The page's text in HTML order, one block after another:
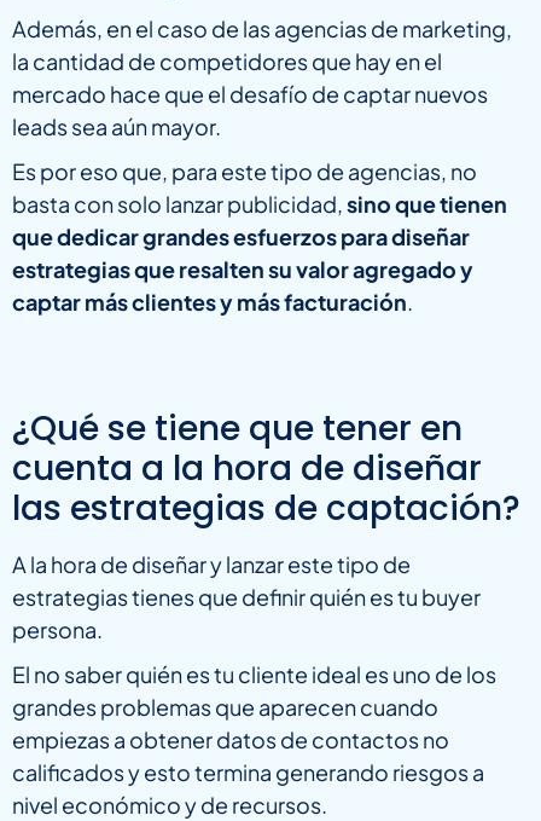
Además, en el caso de las agencias de marketing,
la cantidad de competidores que hay en el
mercado hace que el desafío de captar nuevos
leads sea aún mayor.
Es por eso que, para este tipo de agencias, no
basta con solo lanzar publicidad,sino que tienen
que dedicar grandes esfuerzos para diseñar
estrategias que resalten su valor agregado y
captar más clientes y más facturación.
¿Qué se tiene que tener en
cuenta a la hora de diseñar
las estrategias de captación?
A la hora de diseñar y lanzar este tipo de
estrategias tienes que definir quién es tu buyer
persona.
El no saber quién es tu cliente ideal es uno de los
grandes problemas que aparecen cuando
empiezas a obtener datos de contactos no
calificados y esto termina generando riesgos a
nivel económico y de recursos.